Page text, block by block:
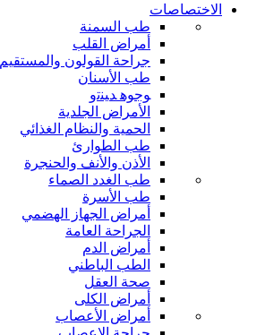
الاختصاصات
طب السمنة
أمراض القلب
جراحة القولون والمستقيم
طب الأسنان
ﻮﺟﻮﻫ ﺪﻴﻨﺗﻭ
الأمراض الجلدية
الحمية والنظام الغذائي
طب الطوارئ
الأذن والأنف والحنجرة
طب الغدد الصماء
طب الأسرة
أمراض الجهاز الهضمي
الجراحة العامة
أمراض الدم
الطب الباطني
صحة العقل
أمراض الكلى
أمراض الأعصاب